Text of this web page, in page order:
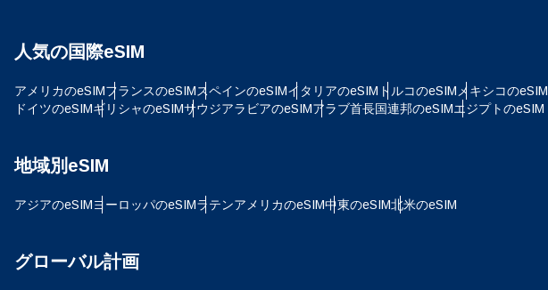
人気の国際eSIM
アメリカのeSIMフランスのeSIMスペインのeSIMイタリアのeSIM トルコのeSIMメキシコのeSIM
ドイツのeSIMギリシャのeSIMサウジアラビアのeSIMアラブ首長国連邦のeSIMエジプトのeSIM
地域別eSIM
アジアのeSIMヨーロッパのeSIMラテンアメリカのeSIM中東のeSIM北米のeSIM
グローバル計画